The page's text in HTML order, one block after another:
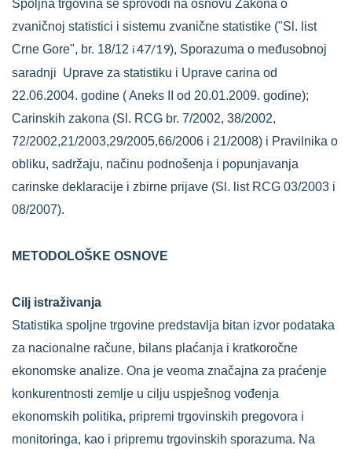
Spoljna trgovina se sprovodi na osnovu Zakona o
zvaničnoj statistici i sistemu zvanične statistike ("Sl. list
Crne Gore", br. 18/12 i 47/19), Sporazuma o međusobnoj
saradnji Uprave za statistiku i Uprave carina od
22.06.2004. godine ( Aneks II od 20.01.2009. godine);
Carinskih zakona (Sl. RCG br. 7/2002, 38/2002,
72/2002,21/2003,29/2005,66/2006 i 21/2008) i Pravilnika o
obliku, sadržaju, načinu podnošenja i popunjavanja
carinske deklaracije i zbirne prijave (Sl. list RCG 03/2003 i
08/2007).
METODOLOŠKE OSNOVE
Cilj istraživanja
Statistika spoljne trgovine predstavlja bitan izvor podataka
za nacionalne račune, bilans plaćanja i kratkoročne
ekonomske analize. Ona je veoma značajna za praćenje
konkurentnosti zemlje u cilju uspješnog vođenja
ekonomskih politika, pripremi trgovinskih pregovora i
monitoringa, kao i pripremu trgovinskih sporazuma. Na